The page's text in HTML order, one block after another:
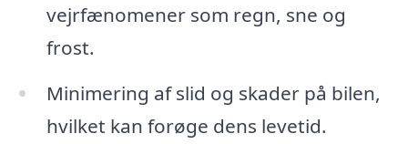
vejrfænomener som regn, sne og
frost.
Minimering af slid og skader på bilen,
hvilket kan forøge dens levetid.